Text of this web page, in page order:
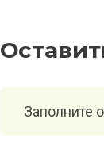
Заполните